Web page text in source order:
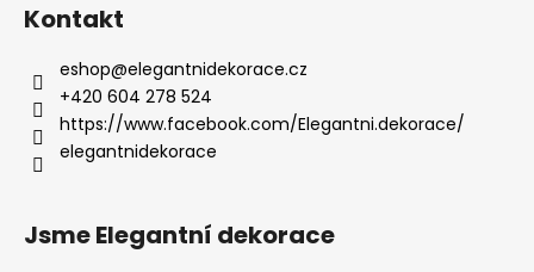
Kontakt
eshop@elegantnidekorace.cz
+420 604 278 524
https://www.facebook.com/Elegantni.dekorace/
elegantnidekorace
Jsme Elegantní dekorace